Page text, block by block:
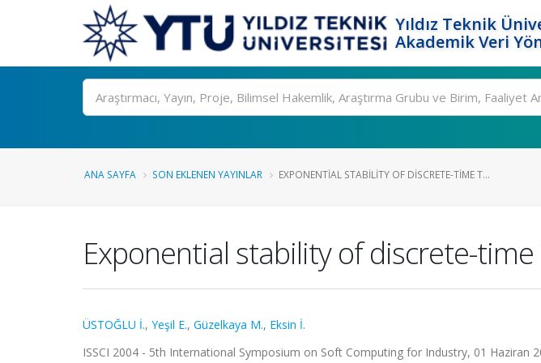
Yıldız Teknik
Akademik Veri
Ara
ANA SAYFA SON EKLENEN YAYINLAR EXPONENTIAL STABILITY OF DISCRETE-TIME T...
Exponential stability of discrete-
ÜSTOĞLU İ., Yeşil E., Güzelkaya M., Eksin İ.
ISSCI 2004 - 5th International Symposium on Soft Computing for Industry, 01 Haziran